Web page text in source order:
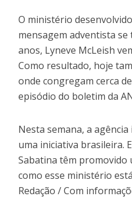
O ministério
mensagem adventista
anos, Lyneve McLeish
Como resultado, hoje
onde congregam cerca
episódio do boletim da
Nesta semana, a
uma iniciativa brasileira.
Sabatina têm promovido
como esse ministério
Redação / Com